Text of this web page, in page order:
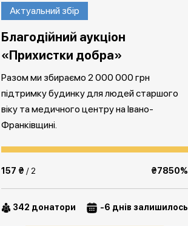
Актуальний збір
Благодійний аукціон
«Прихистки добра»
Разом ми збираємо 2 000 000 грн
підтримку будинку для людей старшого
віку та медичного центру на Івано-
Франківщині.
157 ₴ / 2 ₴7850%
342 донатори -6 днів залишилось